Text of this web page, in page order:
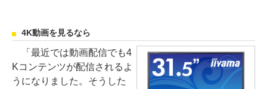
4K動画を見るなら
「最近では動画配信でも4
Kコンテンツが配信されるよ
うになりました。そうした